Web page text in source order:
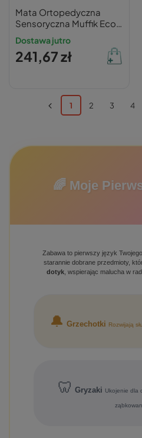
Mata Ortopedyczna
Sensoryczna Muffik Eco
Set 6 elementów -
Zdrowe Stopy Dzieci
Dostawa jutro
241,67 zł
1 2 3 4
🌈 Moje
Zabawa to pierwszy język
starannie dobrane przedmioty,
dotyk, wspierając malucha w
🔔 Grzechotki Rozwijają
🦷 Gryzaki Ukojenie dla